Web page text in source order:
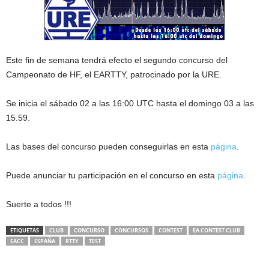
Este fin de semana tendrá efecto el segundo concurso del
Campeonato de HF, el EARTTY, patrocinado por la URE.
Se inicia el sábado 02 a las 16:00 UTC hasta el domingo 03 a las
15.59.
Las bases del concurso pueden conseguirlas en esta página
Puede anunciar tu participación en el concurso en esta página
Suerte a todos !!!
ETIQUETAS CLUB CONCURSO CONCURSOS CONTEST
EA CONTEST CLUB
EACC
ESPAÑA RTTY TEST